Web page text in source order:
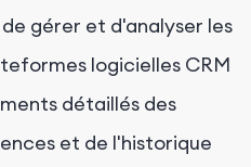
gérer et d'analyser les
logicielles CRM
détaillés des
et de l'historique